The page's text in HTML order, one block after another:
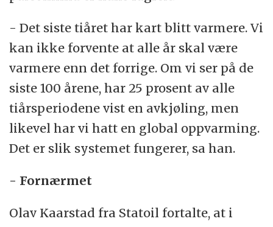
- Det siste tiåret har kart blitt varmere. Vi
kan ikke forvente at alle år skal være
varmere enn det forrige. Om vi ser på de
siste 100 årene, har 25 prosent av alle
tiårsperiodene vist en avkjøling, men
likevel har vi hatt en global oppvarming.
Det er slik systemet fungerer, sa han.
- Fornærmet
Olav Kaarstad fra Statoil fortalte, at i